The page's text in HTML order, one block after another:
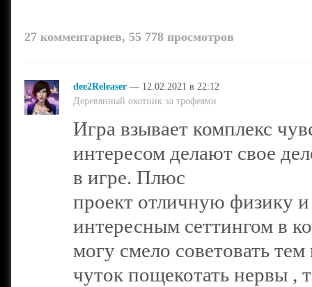
27 комментариев, 55 778 просмотров
dee2Releaser— 12.02.2021 в 22:12
Деревянный охотник за трофеями
Игра взывает комплекс
интересом делают свое
в игре. Плюс
проект отличную физику
интересным сеттингом в
могу смело советовать
чуток пощекотать нервы ,